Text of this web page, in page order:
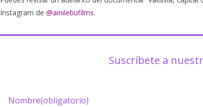
Instagram de @ainilebufilms.
Suscríbete a
Nombre(obligatorio)